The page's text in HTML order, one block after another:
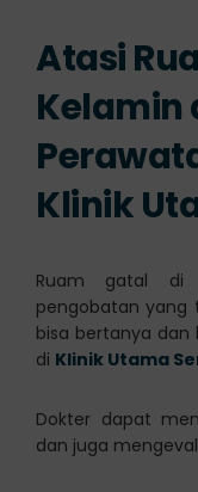
Atasi
Kelamin
Klinik
Ruam gatal di
pengobatan yang
bisa bertanya dan
di Klinik Utama
Dokter dapat
dan juga